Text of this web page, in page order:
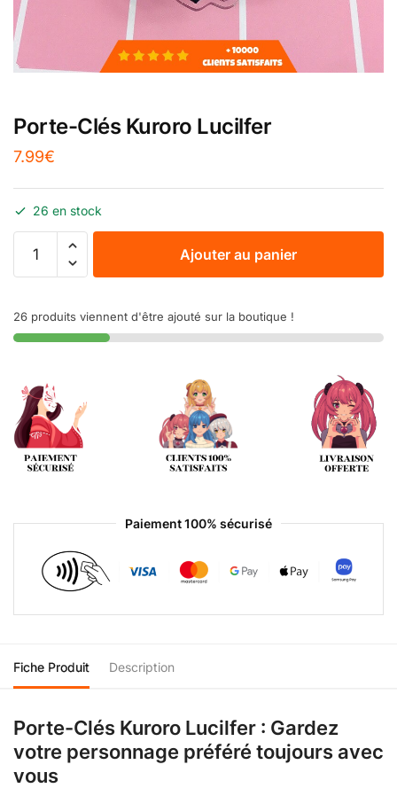
Porte-Clés Kuroro Lucilfer
7.99€
26 en stock
Ajouter au panier
26 produits viennent d'être ajouté sur la boutique !
Paiement 100% sécurisé
Fiche Produit Description
Porte-Clés Kuroro Lucilfer : Gardez
votre personnage préféré toujours avec
vous